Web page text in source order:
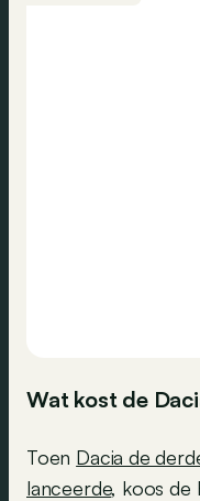
Wat kost de
Toen Dacia de
lanceerde, koos de